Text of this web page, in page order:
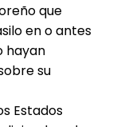
que
en o antes
hayan
su
Estados